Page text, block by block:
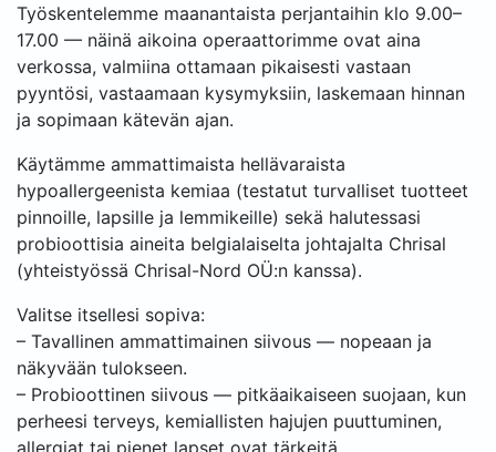
Työskentelemme maanantaista perjantaihin klo 9.00–
17.00 — näinä aikoina operaattorimme ovat aina
verkossa, valmiina ottamaan pikaisesti vastaan
pyyntösi, vastaamaan kysymyksiin, laskemaan hinnan
ja sopimaan kätevän ajan.
Käytämme ammattimaista hellävaraista
hypoallergeenista kemiaa (testatut turvalliset tuotteet
pinnoille, lapsille ja lemmikeille) sekä halutessasi
probioottisia aineita belgialaiselta johtajalta Chrisal
(yhteistyössä Chrisal-Nord OÜ:n kanssa).
Valitse itsellesi sopiva:
– Tavallinen ammattimainen siivous — nopeaan ja
näkyvään tulokseen.
– Probioottinen siivous — pitkäaikaiseen suojaan, kun
perheesi terveys, kemiallisten hajujen puuttuminen,
allergiat tai pienet lapset ovat tärkeitä.